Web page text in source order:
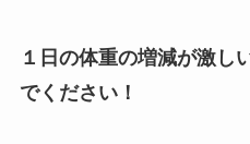
１日の体重の増減が激し
でください！